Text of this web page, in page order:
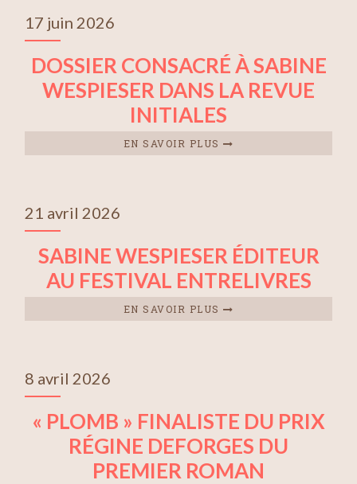
17 juin 2026
DOSSIER CONSACRÉ À SABINE
WESPIESER DANS LA REVUE
INITIALES
EN SAVOIR PLUS
21 avril 2026
SABINE WESPIESER ÉDITEUR
AU FESTIVAL ENTRELIVRES
EN SAVOIR PLUS
8 avril 2026
« PLOMB » FINALISTE DU PRIX
RÉGINE DEFORGES DU
PREMIER ROMAN